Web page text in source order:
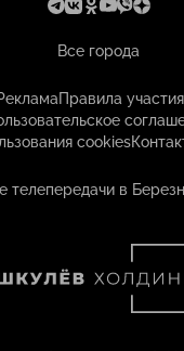
Все города
Правила
cookies
телепередачи в